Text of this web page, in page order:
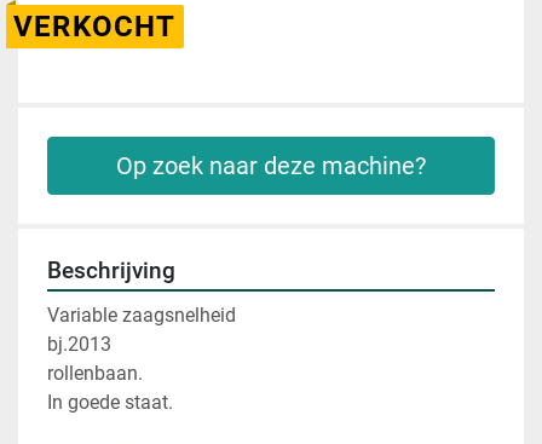
VERKOCHT
Op zoek naar deze machine?
Beschrijving
Variable zaagsnelheid
bj.2013
rollenbaan.
In goede staat.